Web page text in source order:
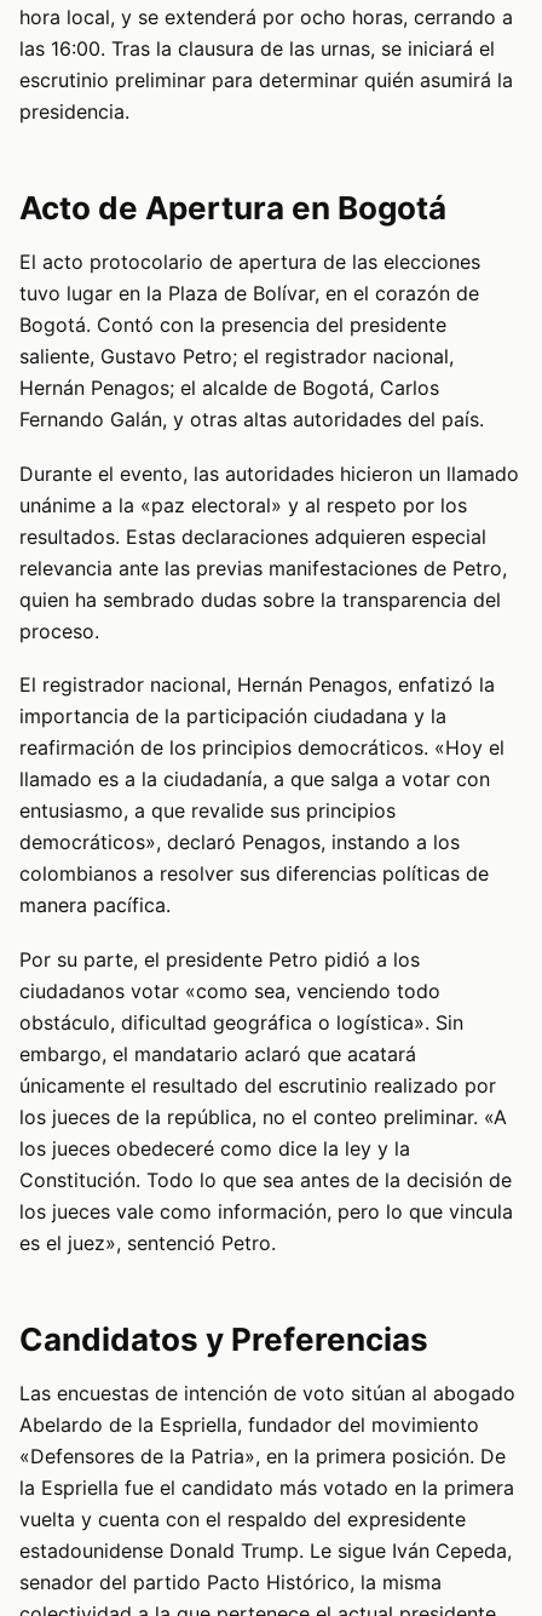
hora local, y se extenderá por ocho horas, cerrando a
las 16:00. Tras la clausura de las urnas, se iniciará el
escrutinio preliminar para determinar quién asumirá la
presidencia.
Acto de Apertura en Bogotá
El acto protocolario de apertura de las elecciones
tuvo lugar en la Plaza de Bolívar, en el corazón de
Bogotá. Contó con la presencia del presidente
saliente, Gustavo Petro; el registrador nacional,
Hernán Penagos; el alcalde de Bogotá, Carlos
Fernando Galán, y otras altas autoridades del país.
Durante el evento, las autoridades hicieron un llamado
unánime a la «paz electoral» y al respeto por los
resultados. Estas declaraciones adquieren especial
relevancia ante las previas manifestaciones de Petro,
quien ha sembrado dudas sobre la transparencia del
proceso.
El registrador nacional, Hernán Penagos, enfatizó la
importancia de la participación ciudadana y la
reafirmación de los principios democráticos. «Hoy el
llamado es a la ciudadanía, a que salga a votar con
entusiasmo, a que revalide sus principios
democráticos», declaró Penagos, instando a los
colombianos a resolver sus diferencias políticas de
manera pacífica.
Por su parte, el presidente Petro pidió a los
ciudadanos votar «como sea, venciendo todo
obstáculo, dificultad geográfica o logística». Sin
embargo, el mandatario aclaró que acatará
únicamente el resultado del escrutinio realizado por
los jueces de la república, no el conteo preliminar. «A
los jueces obedeceré como dice la ley y la
Constitución. Todo lo que sea antes de la decisión de
los jueces vale como información, pero lo que vincula
es el juez», sentenció Petro.
Candidatos y Preferencias
Las encuestas de intención de voto sitúan al abogado
Abelardo de la Espriella, fundador del movimiento
«Defensores de la Patria», en la primera posición. De
la Espriella fue el candidato más votado en la primera
vuelta y cuenta con el respaldo del expresidente
estadounidense Donald Trump. Le sigue Iván Cepeda,
senador del partido Pacto Histórico, la misma